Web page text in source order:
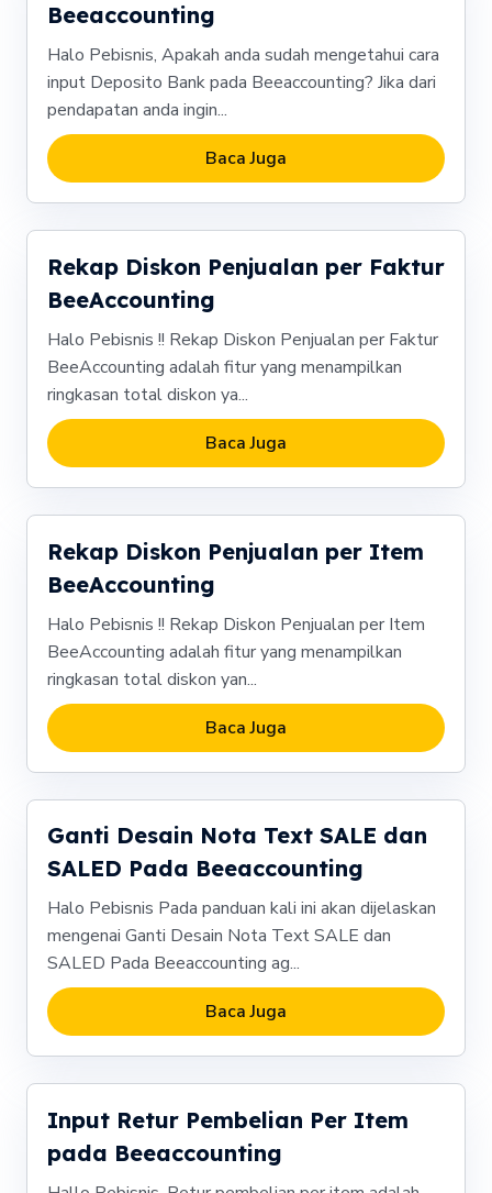
Beeaccounting
Halo Pebisnis, Apakah anda sudah mengetahui cara
input Deposito Bank pada Beeaccounting? Jika dari
pendapatan anda ingin...
Baca Juga
Rekap Diskon Penjualan per Faktur
BeeAccounting
Halo Pebisnis !! Rekap Diskon Penjualan per Faktur
BeeAccounting adalah fitur yang menampilkan
ringkasan total diskon ya...
Baca Juga
Rekap Diskon Penjualan per Item
BeeAccounting
Halo Pebisnis !! Rekap Diskon Penjualan per Item
BeeAccounting adalah fitur yang menampilkan
ringkasan total diskon yan...
Baca Juga
Ganti Desain Nota Text SALE dan
SALED Pada Beeaccounting
Halo Pebisnis Pada panduan kali ini akan dijelaskan
mengenai Ganti Desain Nota Text SALE dan
SALED Pada Beeaccounting ag...
Baca Juga
Input Retur Pembelian Per Item
pada Beeaccounting